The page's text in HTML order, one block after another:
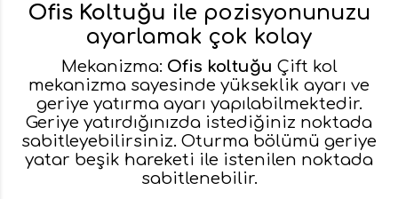
Ofis Koltuğu ile pozisyonunuzu
ayarlamak çok kolay
Mekanizma: Ofis koltuğu Çift kol
mekanizma sayesinde yükseklik ayarı ve
geriye yatırma ayarı yapılabilmektedir.
Geriye yatırdığınızda istediğiniz noktada
sabitleyebilirsiniz. Oturma bölümü geriye
yatar beşik hareketi ile istenilen noktada
sabitlenebilir.